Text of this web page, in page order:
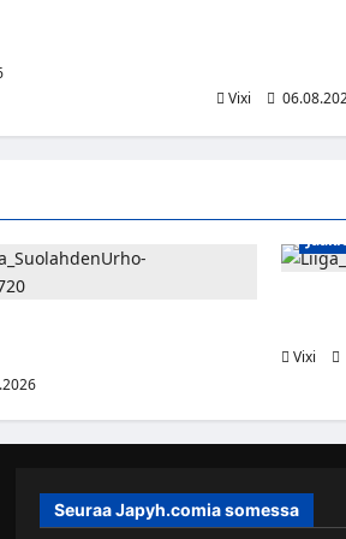
Vixi
Vixi
Seuraa Japyh.comia somessa